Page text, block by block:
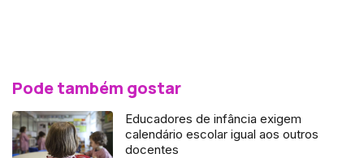
Pode também gostar
Educadores de infância exigem
calendário escolar igual aos outros
docentes